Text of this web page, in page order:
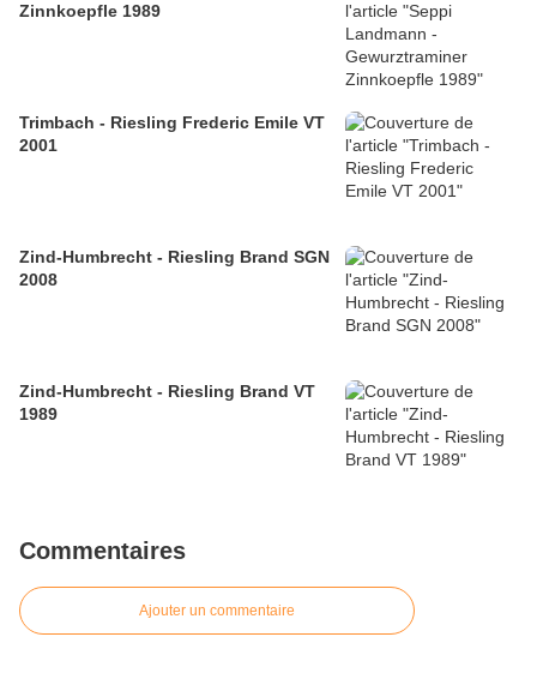
Zinnkoepfle 1989
Trimbach - Riesling Frederic Emile VT
2001
Zind-Humbrecht - Riesling Brand SGN
2008
Zind-Humbrecht - Riesling Brand VT
1989
Commentaires
Ajouter un commentaire